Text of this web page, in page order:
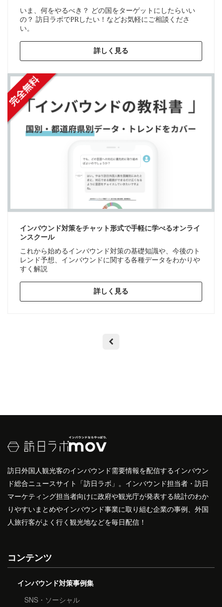
いま、何をやるべき？ どの国をターゲットにしたらいい
の？ 訪日ラボでPRしたい！などお気軽にご相談くださ
い。
詳しく見る
インバウンド対策をチャット形式で手軽に学べるオンライ
ンスクール
これから始めるインバウンド対策の基礎知識や、今後のト
レンド予想、インバウンドに関する各種データをわかりや
すく解説
詳しく見る
訪日外国人観光客のインバウンド需要情報を配信するインバウン
ド総合ニュースサイト「訪日ラボ」。インバウンド担当者・訪日
マーケティング担当者向けに政府や観光庁が発表する統計のわか
りやすいまとめやインバウンド事業に取り組む企業の事例、外国
人旅行客がよく行く観光地などを毎日配信！
コンテンツ
インバウンド対策事例集
SNS・ソーシャル